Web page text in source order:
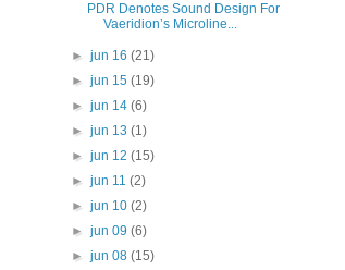
PDR Denotes Sound Design For
Vaeridion’s Microline...
► jun 16 (21)
► jun 15 (19)
► jun 14 (6)
► jun 13 (1)
► jun 12 (15)
► jun 11 (2)
► jun 10 (2)
► jun 09 (6)
► jun 08 (15)